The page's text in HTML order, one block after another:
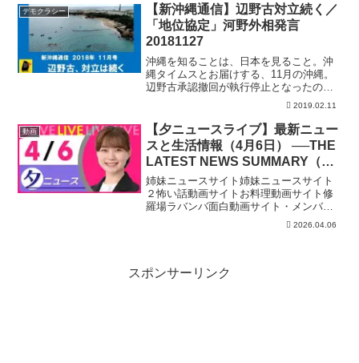
した。 連絡が取れていない安否不明者
は222人に上...
デモクラシー
【新沖縄通信】辺野古対立続く／
「地位協定」河野外相発言
20181127
沖縄を知ることは、日本を見ること。沖
縄タイムスとお届けする、11月の沖縄。
辺野古承認撤回が執行停止となったの
に、土砂投入は始まらない。玉城知事は
どう対応してきたか。そして、「独、伊
と異なり相互に防衛義務がない日本は、
今の地位協定で仕方がない...
2019.02.11
動画
【夕ニュースライブ】最新ニュー
スと生活情報（4月6日） ──THE
LATEST NEWS SUMMARY（日
テレNEWS LIVE）
姉妹ニュースサイト姉妹ニュースサイト
２怖い話動画サイトお料理動画サイト修
羅場ラバンバ面白動画サイト・メンバー
シップ「日テレNEWSクラブ」始まりま
2026.04.06
スポンサーリンク